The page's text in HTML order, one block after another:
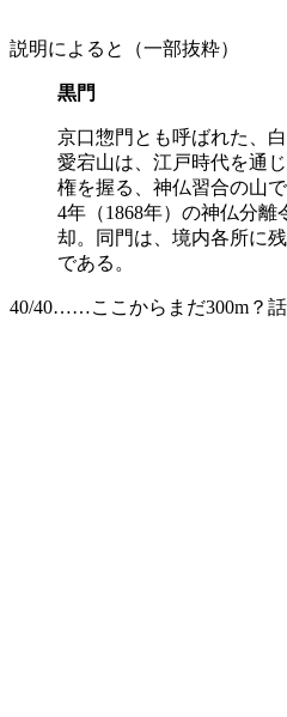
説明によると（一部抜粋）
黒門
京口惣門とも呼ばれた、
愛宕山は、江戸時代を通
権を握る、神仏習合の山
4年（1868年）の神仏分離
却。同門は、境内各所に
である。
40/40……ここからまだ300m？話